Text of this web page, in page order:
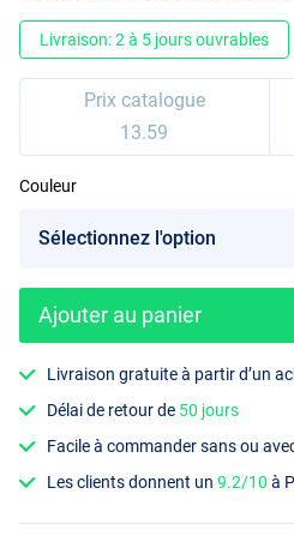
H-04
Livraison: 2 à 5 jours ouvrables
Prix catalogue
13.59
Couleur
Ajouter au panier
Livraison gratuite à partir d’un
Délai de retour de 50 jours
Facile à commander sans ou
Les clients donnent un9.2/10 à